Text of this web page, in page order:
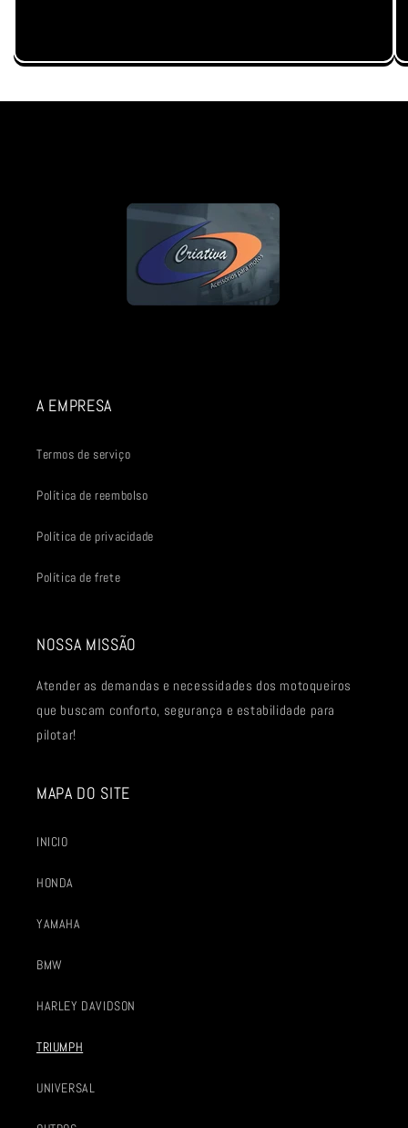
A EMPRESA
Termos de serviço
Política de reembolso
Política de privacidade
Política de frete
NOSSA MISSÃO
Atender as demandas e necessidades dos motoqueiros
que buscam conforto, segurança e estabilidade para
pilotar!
MAPA DO SITE
INICIO
HONDA
YAMAHA
BMW
HARLEY DAVIDSON
TRIUMPH
UNIVERSAL